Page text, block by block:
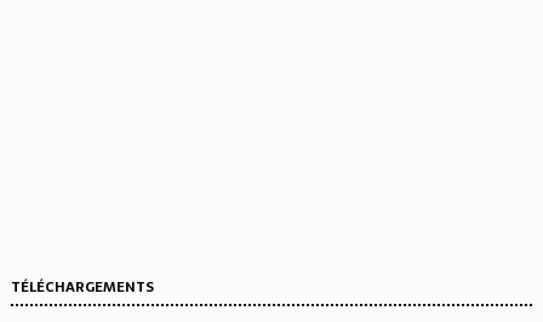
TÉLÉCHARGEMENTS